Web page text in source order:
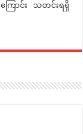
ြောင်း သတင်းရရှိ